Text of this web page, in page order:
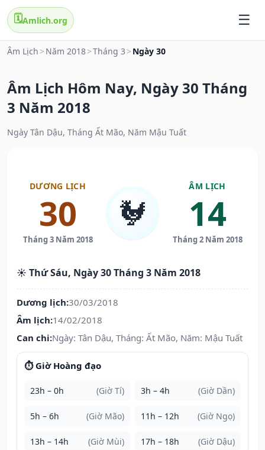
🗓️Amlich.org
Âm Lịch > Năm 2018>Tháng 3 > Ngày 30
Âm Lịch Hôm Nay, Ngày 30 Tháng
3 Năm 2018
Ngày Tân Dậu, Tháng Ất Mão, Năm Mậu Tuất
DƯƠNG LỊCH
30
Tháng 3 Năm 2018
🐓
ÂM LỊCH
14
Tháng 2 Năm 2018
☀️ Thứ Sáu, Ngày 30 Tháng 3 Năm 2018
Dương lịch:30/03/2018
Âm lịch:14/02/2018
Can chi:Ngày: Tân Dậu, Tháng: Ất Mão, Năm: Mậu Tuất
⏱️ Giờ Hoàng đạo
23h – 0h (Giờ Tí) 3h – 4h (Giờ Dần)
5h – 6h (Giờ Mão) 11h – 12h (Giờ Ngọ)
13h – 14h (Giờ Mùi) 17h – 18h (Giờ Dậu)